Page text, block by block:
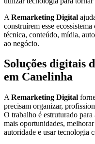
A Remarketing Digital
construírem esse
técnica, conteúdo, mídia,
ao negócio.
Soluções digitais
em Canelinha
A Remarketing Digital
precisam organizar,
O trabalho é estruturado
mais oportunidades,
autoridade e usar tecnologia